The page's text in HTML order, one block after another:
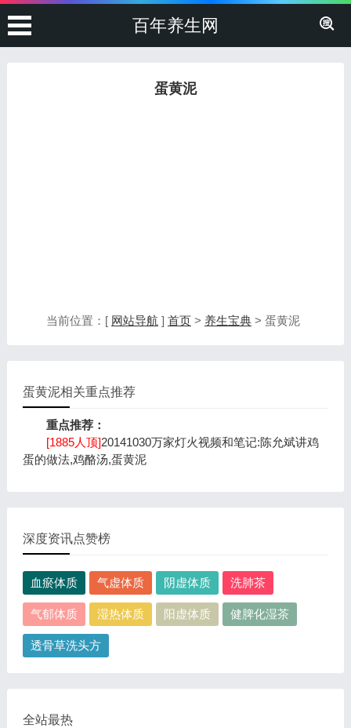
百年养生网
蛋黄泥
当前位置：[ 网站导航 ] 首页> 养生宝典> 蛋黄泥
蛋黄泥相关重点推荐
重点推荐：
[1885人顶]20141030万家灯火视频和笔记:陈允斌讲鸡
蛋的做法,鸡酪汤,蛋黄泥
深度资讯点赞榜
血瘀体质 气虚体质 阴虚体质 洗肺茶
气郁体质 湿热体质 阳虚体质 健脾化湿茶
透骨草洗头方
全站最热